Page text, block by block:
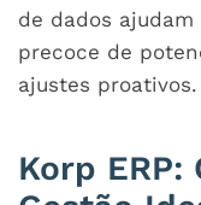
de dados
precoce de
ajustes proativos.
Korp ERP: